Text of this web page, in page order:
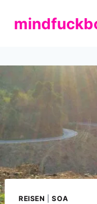
Inhalt
REISEN |SOA